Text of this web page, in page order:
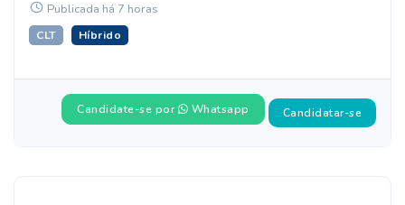
Publicada há 7 horas
CLT Híbrido
Candidate-se por Whatsapp Candidatar-se